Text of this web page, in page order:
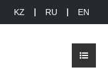
KZ RU EN